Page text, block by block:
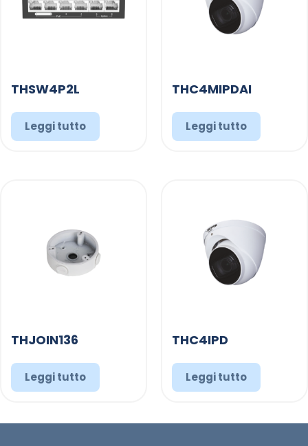
THSW4P2L
Leggi tutto
THC4MIPDAI
Leggi tutto
THJOIN136
Leggi tutto
THC4IPD
Leggi tutto